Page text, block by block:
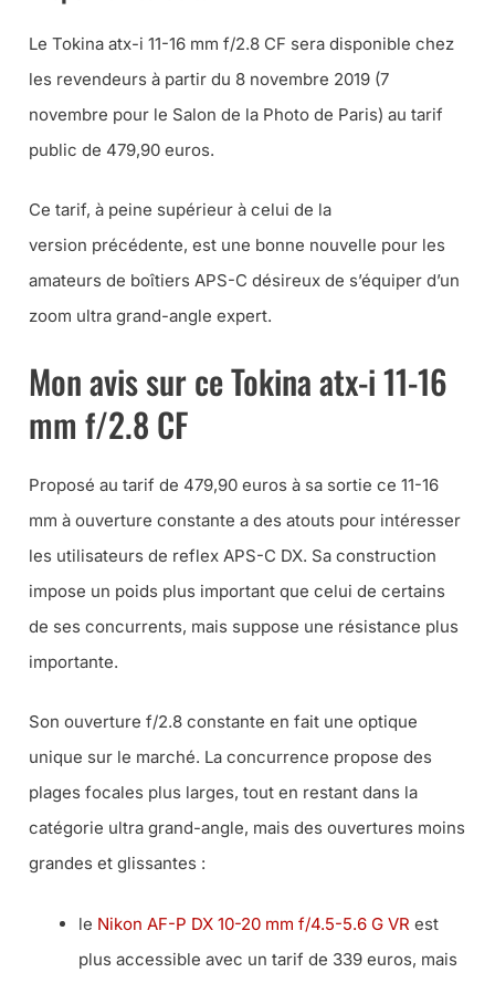
Le Tokina atx-i 11-16 mm f/2.8 CF sera disponible chez
les revendeurs à partir du 8 novembre 2019 (7
novembre pour le Salon de la Photo de Paris) au tarif
public de 479,90 euros.
Ce tarif, à peine supérieur à celui de la
version précédente, est une bonne nouvelle pour les
amateurs de boîtiers APS-C désireux de s’équiper d’un
zoom ultra grand-angle expert.
Mon avis sur ce Tokina atx-i 11-16
mm f/2.8 CF
Proposé au tarif de 479,90 euros à sa sortie ce 11-16
mm à ouverture constante a des atouts pour intéresser
les utilisateurs de reflex APS-C DX. Sa construction
impose un poids plus important que celui de certains
de ses concurrents, mais suppose une résistance plus
importante.
Son ouverture f/2.8 constante en fait une optique
unique sur le marché. La concurrence propose des
plages focales plus larges, tout en restant dans la
catégorie ultra grand-angle, mais des ouvertures moins
grandes et glissantes :
le Nikon AF-P DX 10-20 mm f/4.5-5.6 G VR est
plus accessible avec un tarif de 339 euros, mais